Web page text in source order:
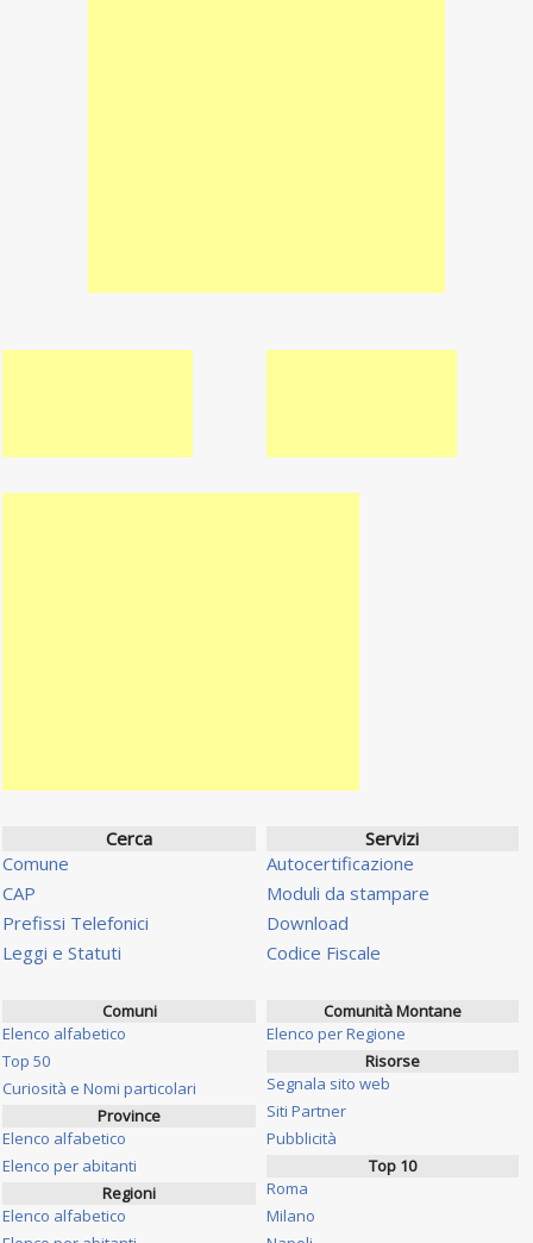
Cerca
Comune
CAP
Prefissi Telefonici
Leggi e Statuti
Servizi
Autocertificazione
Moduli da stampare
Download
Codice Fiscale
Comuni
Elenco alfabetico
Top 50
Curiosità e Nomi particolari
Province
Elenco alfabetico
Elenco per abitanti
Regioni
Elenco alfabetico
Comunità Montane
Elenco per Regione
Risorse
Segnala sito web
Siti Partner
Pubblicità
Top 10
Roma
Milano